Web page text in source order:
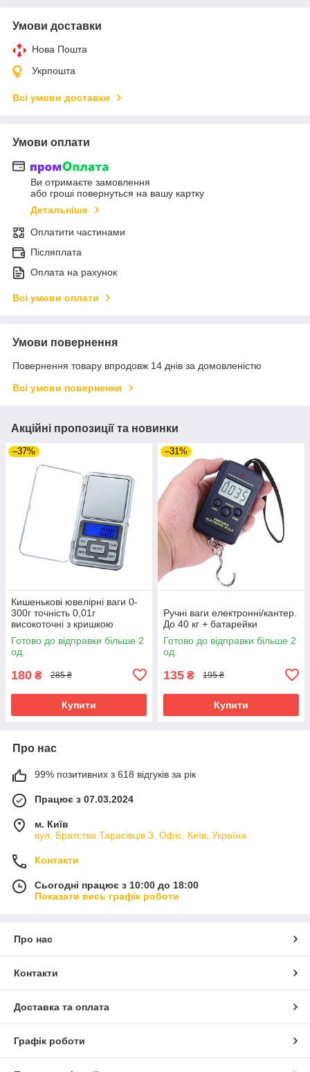
Умови доставки
Нова Пошта
Укрпошта
Всі умови доставки
Умови оплати
Ви отримаєте замовлення
або гроші повернуться на вашу картку
Детальніше
Оплатити частинами
Післяплата
Оплата на рахунок
Всі умови оплати
Умови повернення
Повернення товару впродовж 14 днів за домовленістю
Всі умови повернення
Акційні пропозиції та новинки
–37%
Кишенькові ювелірні ваги 0-
300г точність 0,01г
високоточні з кришкою
Готово до відправки більше 2
од.
180 ₴ 285 ₴
Купити
–31%
Ручні ваги електронні/кантер.
До 40 кг + батарейки
Готово до відправки більше 2
од.
135 ₴ 195 ₴
Купити
Про нас
99% позитивних з 618 відгуків за рік
Працює з 07.03.2024
м. Київ
вул. Братства Тарасівців 3. Офіс, Київ, Україна
Контакти
Сьогодні працює з 10:00 до 18:00
Показати весь графік роботи
Про нас
Контакти
Доставка та оплата
Графік роботи